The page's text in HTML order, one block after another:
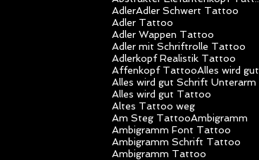
AdlerAdler Schwert Tattoo
Adler Tattoo
Adler Wappen Tattoo
Adler mit Schriftrolle Tattoo
Adlerkopf Realistik Tattoo
Affenkopf TattooAlles wird gut
Alles wird gut Tattoo
Altes Tattoo weg
Am Steg TattooAmbigramm
Ambigramm Font Tattoo
Ambigramm Schrift Tattoo
Ambigramm Tattoo